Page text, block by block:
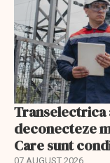
Transelectrica
deconecteze
Care sunt
07 AUGUST 2026